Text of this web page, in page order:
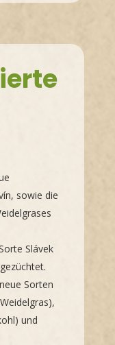
sowie die
Slávek
Sorten
und